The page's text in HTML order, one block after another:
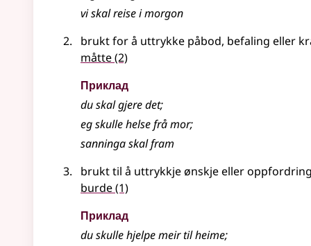
vi skal reise i morgon
brukt for å uttrykke påbod, befaling eller
måtte(2)
Приклад
du skal gjere det;
eg skulle helse frå mor;
sanninga skal fram
brukt til å uttrykkje ønskje eller oppfordring
burde(1)
Приклад
du skulle hjelpe meir til heime;